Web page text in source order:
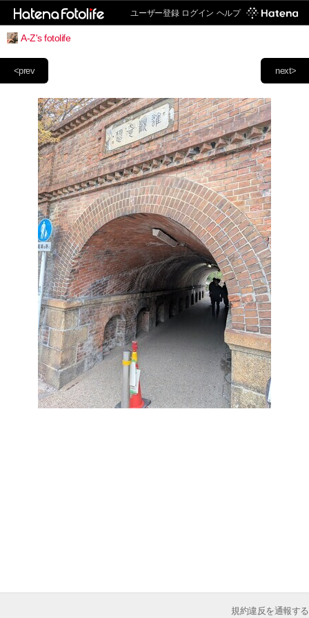
ユーザー登録 ログイン ヘルプ
A-Z's fotolife
next>
<prev
規約違反を通報する